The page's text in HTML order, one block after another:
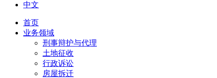
中文
首页
业务领域
刑事辩护与代理
土地征收
行政诉讼
房屋拆迁